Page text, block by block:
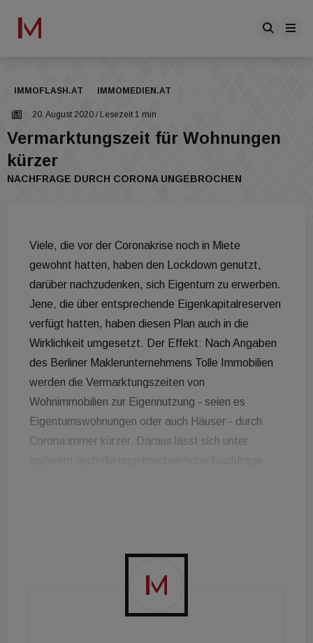
IMMOFLASH.AT IMMOMEDIEN.AT
20. August 2020 / Lesezeit 1 min
Vermarktungszeit für Wohnungen
kürzer
NACHFRAGE DURCH CORONA UNGEBROCHEN
Viele, die vor der Coronakrise noch in Miete
gewohnt hatten, haben den Lockdown genutzt,
darüber nachzudenken, sich Eigentum zu erwerben.
Jene, die über entsprechende Eigenkapitalreserven
verfügt hatten, haben diesen Plan auch in die
Wirklichkeit umgesetzt. Der Effekt: Nach Angaben
des Berliner Maklerunternehmens Tolle Immobilien
werden die Vermarktungszeiten von
Wohnimmobilien zur Eigennutzung - seien es
Eigentumswohnungen oder auch Häuser - durch
Corona immer kürzer. Daraus lässt sich unter
sechs Monaten registriert haben, sind diese jetzt
deutlich kürzer und liegen aktuell bei 2,5 Monaten im
Durchschnitt. Ein Beispiel dafür: Eine
Eigentumswohnung in Berlin Friedenau konnten wir